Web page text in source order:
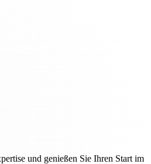
und genießen Sie Ihren Start im